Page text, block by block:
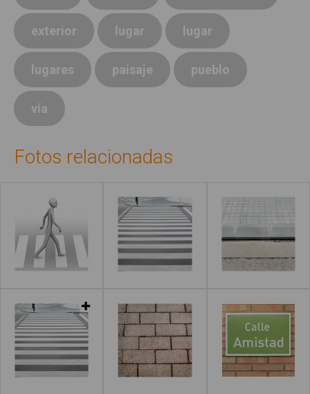
exterior lugar lugar
lugares paisaje pueblo
vía
Fotos relacionadas